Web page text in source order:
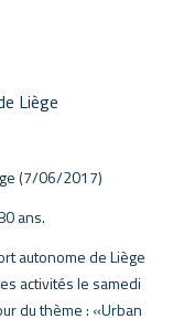
Liège
(7/06/2017)
ans.
autonome de Liège
activités le samedi
du thème : «Urban